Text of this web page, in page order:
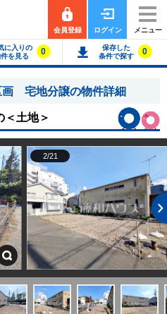
会員登録 ログイン メニュー
に入りの
を見る
0
保存した
条件で探す
0
宅地分譲の物件詳細
＜土地＞
2/21